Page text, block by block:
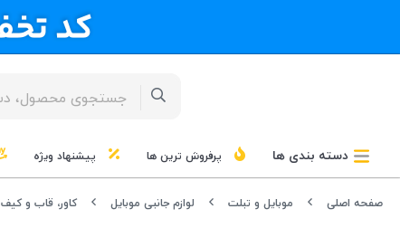
دسته بندی ها پرفروش ترین ها پیشنهاد ویژه
صفحه اصلی موبایل و تبلت لوازم جانبی موبایل کاور، قاب و کیف